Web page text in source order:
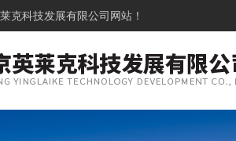
克科技发展有限公司网站！